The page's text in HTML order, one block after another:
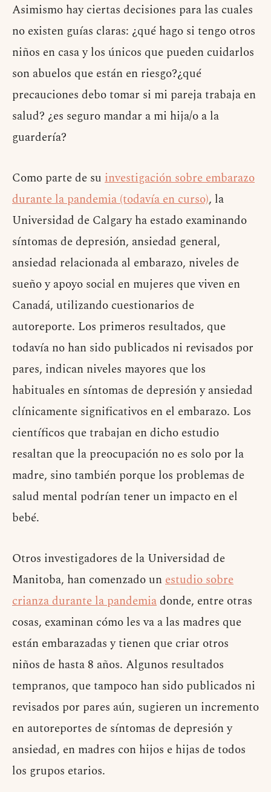
Asimismo hay ciertas decisiones para las cuales
no existen guías claras: ¿qué hago si tengo otros
niños en casa y los únicos que pueden cuidarlos
son abuelos que están en riesgo?¿qué
precauciones debo tomar si mi pareja trabaja en
salud? ¿es seguro mandar a mi hija/o a la
guardería?
Como parte de su investigación sobre embarazo
durante la pandemia (todavía en curso), la
Universidad de Calgary ha estado examinando
síntomas de depresión, ansiedad general,
ansiedad relacionada al embarazo, niveles de
sueño y apoyo social en mujeres que viven en
Canadá, utilizando cuestionarios de
autoreporte. Los primeros resultados, que
todavía no han sido publicados ni revisados por
pares, indican niveles mayores que los
habituales en síntomas de depresión y ansiedad
clínicamente significativos en el embarazo. Los
científicos que trabajan en dicho estudio
resaltan que la preocupación no es solo por la
madre, sino también porque los problemas de
salud mental podrían tener un impacto en el
bebé.
Otros investigadores de la Universidad de
Manitoba, han comenzado unestudio sobre
crianza durante la pandemiadonde, entre otras
cosas, examinan cómo les va a las madres que
están embarazadas y tienen que criar otros
niños de hasta 8 años. Algunos resultados
tempranos, que tampoco han sido publicados ni
revisados por pares aún, sugieren un incremento
en autoreportes de síntomas de depresión y
ansiedad, en madres con hijos e hijas de todos
los grupos etarios.